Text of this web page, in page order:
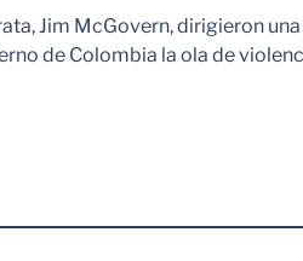
Jim McGovern, dirigieron una
de Colombia la ola de